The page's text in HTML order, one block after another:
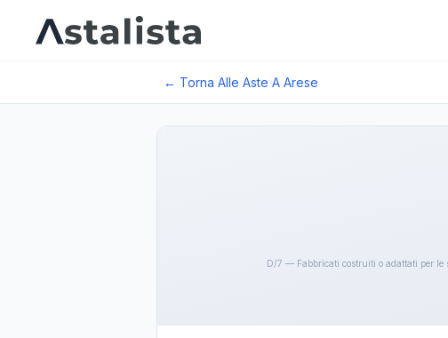
← Torna Alle Aste A Arese
D/7 — Fabbricati costruiti o adattati per